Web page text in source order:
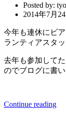
Posted by:
2014年7月
今年も連休にビ
ランティアスタ
去年も参加して
のでブログに書
Continue reading